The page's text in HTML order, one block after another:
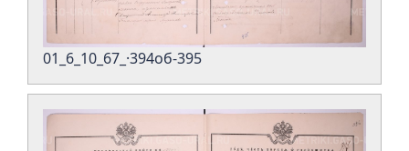
01_6_10_67_·394об-395